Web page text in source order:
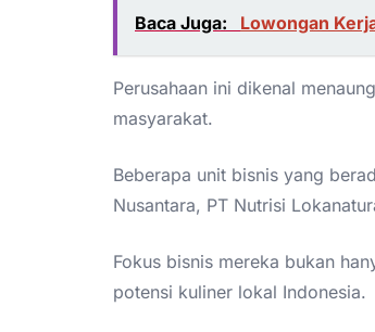
Baca Juga: Lowongan
Perusahaan ini dikenal
masyarakat.
Beberapa unit bisnis yang
Nusantara, PT Nutrisi
Fokus bisnis mereka bukan
potensi kuliner lokal Indonesia.